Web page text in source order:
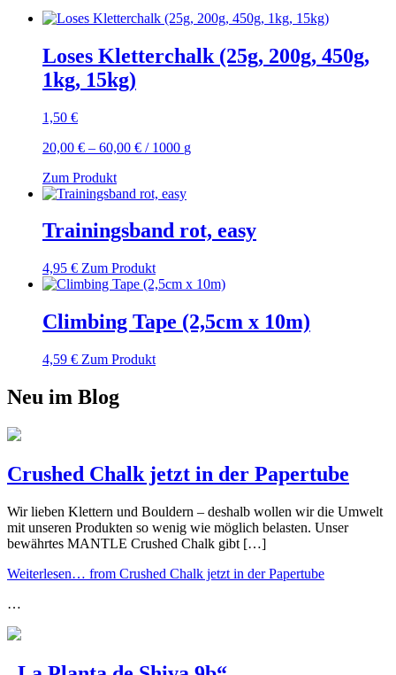
Loses Kletterchalk (25g, 200g, 450g,
1kg, 15kg)
1,50 €
20,00 € – 60,00 € / 1000 g
Zum Produkt
Trainingsband rot, easy
4,95 € Zum Produkt
Climbing Tape (2,5cm x 10m)
4,59 € Zum Produkt
Neu im Blog
Crushed Chalk jetzt in der Papertube
Wir lieben Klettern und Bouldern – deshalb wollen wir die Umwelt
mit unseren Produkten so wenig wie möglich belasten. Unser
bewährtes MANTLE Crushed Chalk gibt […]
Weiterlesen… from Crushed Chalk jetzt in der Papertube
…